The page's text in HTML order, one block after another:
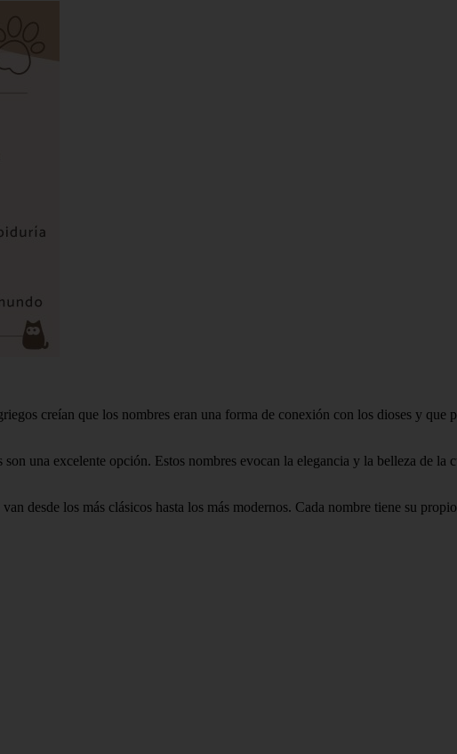
creían que los nombres eran una forma de conexión con los dioses y que
una excelente opción. Estos nombres evocan la elegancia y la belleza de la
desde los más clásicos hasta los más modernos. Cada nombre tiene su